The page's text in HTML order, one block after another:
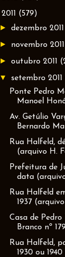
2011 (579)
►dezembro 2011
► novembro 2011
►outubro 2011
▼ setembro 2011
Ponte Pedro
Manoel
Av. Getúlio
Bernardo
Rua Halfeld,
(arquivo H.
Prefeitura de
data
Rua Halfeld
1937
Casa de Pedro
Branco nº
Rua Halfeld,
1930 ou 1940